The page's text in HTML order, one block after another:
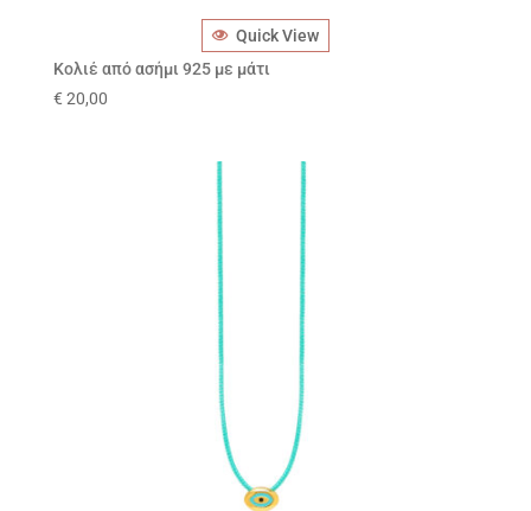
Quick View
Κολιέ από ασήμι 925 με μάτι
€ 20,00